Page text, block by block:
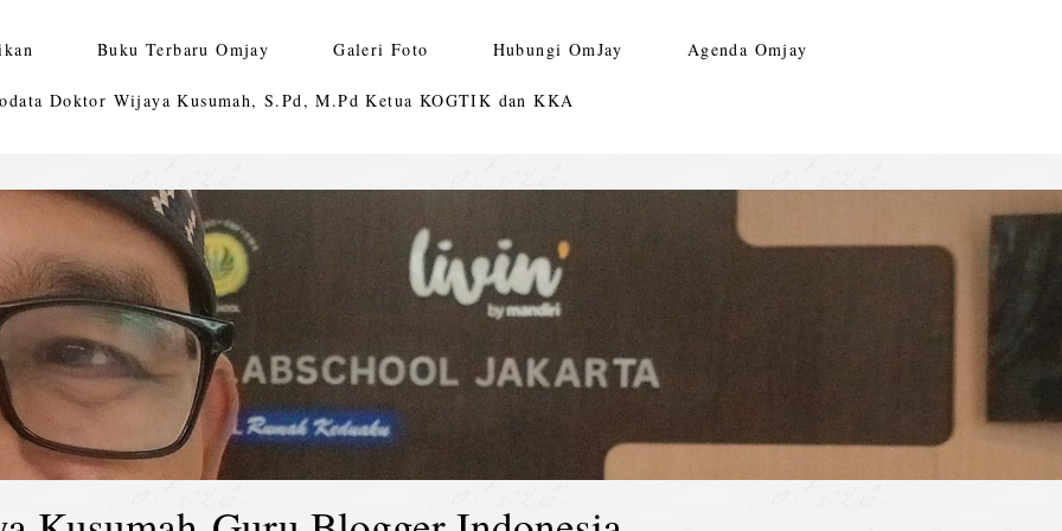
Buku Terbaru Omjay Galeri Foto Hubungi OmJay Agenda Omjay
Doktor Wijaya Kusumah, S.Pd, M.Pd Ketua KOGTIK dan KKA